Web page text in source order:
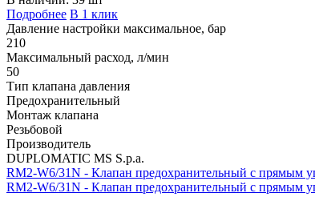
Подробнее В 1 клик
Давление настройки максимальное, бар
210
Максимальный расход, л/мин
50
Тип клапана давления
Предохранительный
Монтаж клапана
Резьбовой
Производитель
DUPLOMATIC MS S.p.a.
RM2-W6/31N - Клапан предохранительный с прямым
RM2-W6/31N - Клапан предохранительный с прямым